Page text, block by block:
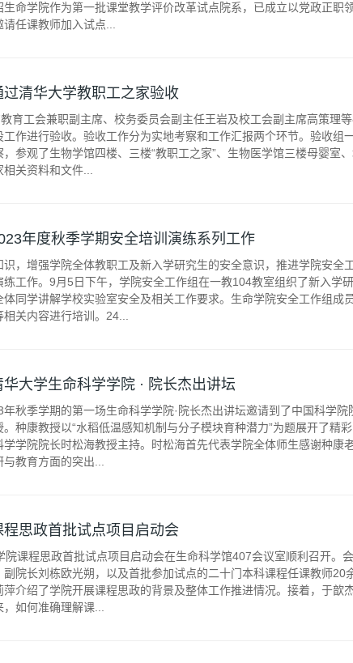
命学院作为第一批课堂教学评价改革试点院系，已成立以党政正职
任课教师加入试点...
清华大学教职工之家验收
育工会兼职副主席、校务委员会副主任王岩及校工会副主席高策理
作进行验收。验收工作分为实地考察和工作汇报两个环节。验收组
参观了生物学馆四楼、三楼“教职工之家”、生物医学馆三楼母婴室
关资料和文件...
年度秋季学期安全培训演练系列工作
识，增强学院全体教职工及新入学研究生的安全意识，推进学院安全
工作。9月5日下午，学院安全工作组在一教104教室组织了新入学
同学讲解学校实验室安全及相关工作要求。生命学院安全工作组成
关内容进行培训。24...
大学生命科学学院 · 院长杰出讲坛
秋季学期的第一场生命科学学院·院长杰出讲坛邀请到了中国科学
种康教授以“水稻低温感知机制与分子模块育种潜力”为题展开了精
学学院院长时松海教授主持。时松海首先代表学院全体师生感谢种康
教育方面的突出...
思政首批试点项目启动会
院课程思政首批试点项目启动会在生命科学馆407会议室顺利召开。
院长刘栋欧光朔，以及首批参加试点的二十门本科课程任课教师
介绍了学院开展课程思政的背景及整体工作推进情况。接着，于歆
如何准确理解课...